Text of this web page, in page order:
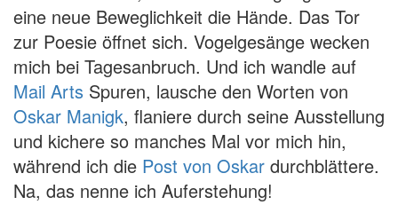
eine neue Beweglichkeit die Hände. Das Tor
zur Poesie öffnet sich. Vogelgesänge wecken
mich bei Tagesanbruch. Und ich wandle auf
Mail Arts Spuren, lausche den Worten von
Oskar Manigk, flaniere durch seine Ausstellung
und kichere so manches Mal vor mich hin,
während ich die Post von Oskar durchblättere.
Na, das nenne ich Auferstehung!